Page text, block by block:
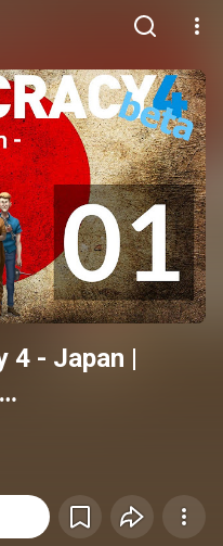
4 - Japan |
Romy Höhne